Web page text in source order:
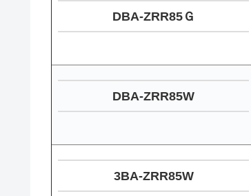
DBA-ZRR85Ｇ
DBA-ZRR85W
3BA-ZRR85W